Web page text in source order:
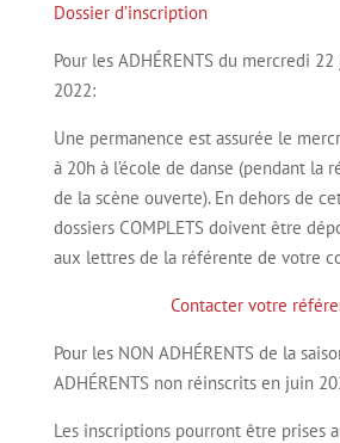
Dossier d’inscription
Pour les ADHÉRENTS du mercredi
2022:
Une permanence est assurée le
à 20h à l’école de danse (pendant la
de la scène ouverte). En dehors de
dossiers COMPLETS doivent être
aux lettres de la référente de votre
Contacter votre
Pour les NON ADHÉRENTS de la
ADHÉRENTS non réinscrits en juin
Les inscriptions pourront être prises